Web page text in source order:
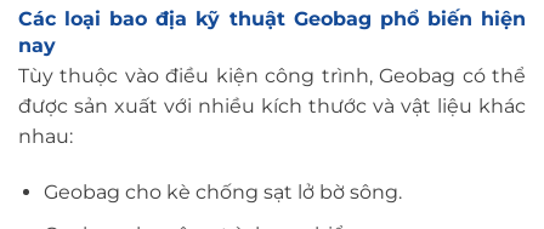
Các loại bao địa kỹ thuật Geobag phổ biến hiện
nay
Tùy thuộc vào điều kiện công trình, Geobag có thể
được sản xuất với nhiều kích thước và vật liệu khác
nhau:
Geobag cho kè chống sạt lở bờ sông.